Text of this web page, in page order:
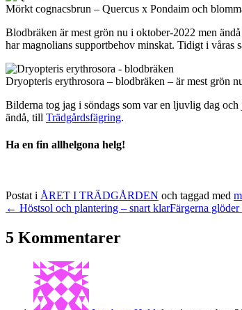
Mörkt cognacsbrun – Quercus x Pondaim och
Blodbräken är mest grön nu i oktober-2022 men
har magnolians supportbehov minskat. Tidigt i våras
Dryopteris erythrosora – blodbräken – är mest grön
Bilderna tog jag i söndags som var en ljuvlig dag
ändå, till Trädgårdsfägring.
Ha en fin allhelgona helg!
Postat i ÅRET I TRÄDGÅRDEN och taggad med
← Höstsol och plantering – snart klarFärgerna
5 Kommentarer